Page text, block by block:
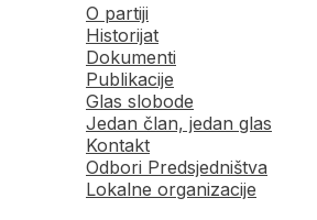
O partiji
Historijat
Dokumenti
Publikacije
Glas slobode
Jedan član, jedan glas
Kontakt
Odbori Predsjedništva
Lokalne organizacije